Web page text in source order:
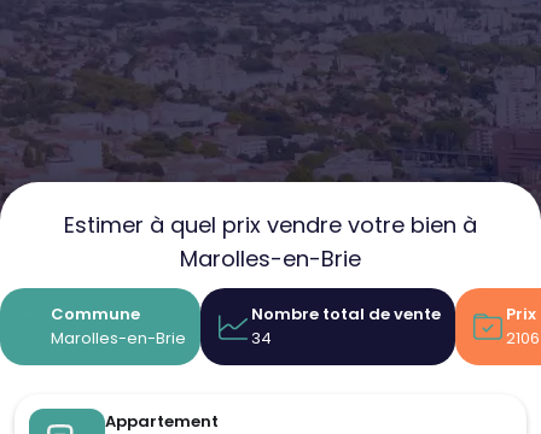
Estimer à quel prix vendre votre bien à
Marolles-en-Brie
Commune
Marolles-en-Brie
Nombre total de vente
34
2106
Appartement